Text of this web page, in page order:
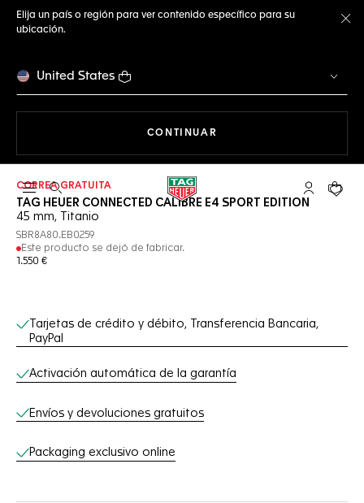
Elija un país o región para ver contenido específico para su
ubicación.
United States
CONTINUAR
Abrir el menú de búsqueda Cuenta Mi
Su
CORREA GRATUITA
TAG HEUER CONNECTED CALIBRE E4 SPORT EDITION
45 mm, Titanio
SBR8A80.EB0259
Este producto se dejó de fabricar.
1.550 €
Servicios online
Tarjetas de crédito y débito, Transferencia Bancaria,
PayPal
Activación automática de la garantía
Envíos y devoluciones gratuitos
Packaging exclusivo online